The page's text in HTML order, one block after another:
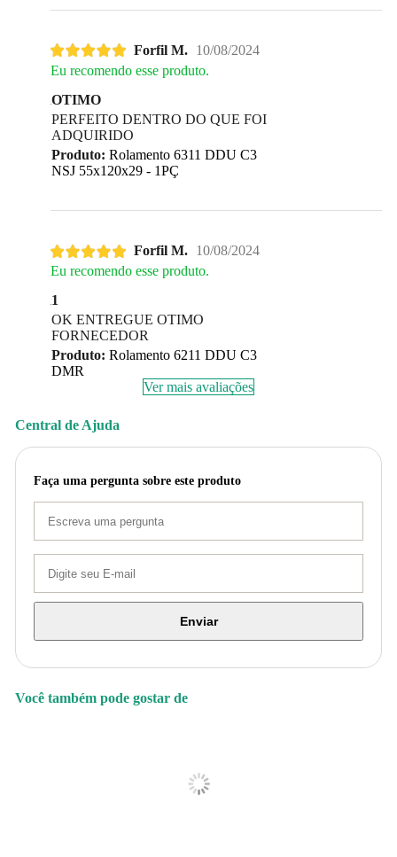
Forfil M.
10/08/2024
Eu recomendo esse produto.
OTIMO
PERFEITO DENTRO DO QUE FOI
ADQUIRIDO
Produto: Rolamento 6311 DDU C3
NSJ 55x120x29 - 1PÇ
Forfil M.
10/08/2024
Eu recomendo esse produto.
1
OK ENTREGUE OTIMO
FORNECEDOR
Produto: Rolamento 6211 DDU C3
DMR
Ver mais avaliações
Central de Ajuda
Faça uma pergunta sobre este produto
Enviar
Você também pode gostar de